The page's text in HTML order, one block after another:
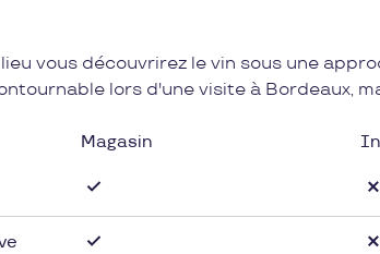
vous découvrirez le vin sous une
lors d'une visite à Bordeaux,
Magasin